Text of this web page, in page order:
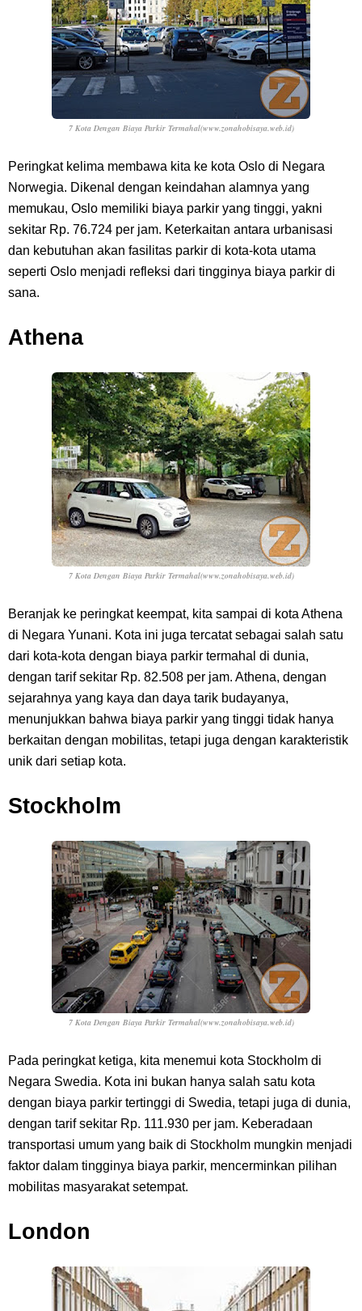
7 Kota Dengan Biaya Parkir Termahal(www.zonahobisaya.web.id)
Peringkat kelima membawa kita ke kota Oslo di Negara
Norwegia. Dikenal dengan keindahan alamnya yang
memukau, Oslo memiliki biaya parkir yang tinggi, yakni
sekitar Rp. 76.724 per jam. Keterkaitan antara urbanisasi
dan kebutuhan akan fasilitas parkir di kota-kota utama
seperti Oslo menjadi refleksi dari tingginya biaya parkir di
sana.
Athena
7 Kota Dengan Biaya Parkir Termahal(www.zonahobisaya.web.id)
Beranjak ke peringkat keempat, kita sampai di kota Athena
di Negara Yunani. Kota ini juga tercatat sebagai salah satu
dari kota-kota dengan biaya parkir termahal di dunia,
dengan tarif sekitar Rp. 82.508 per jam. Athena, dengan
sejarahnya yang kaya dan daya tarik budayanya,
menunjukkan bahwa biaya parkir yang tinggi tidak hanya
berkaitan dengan mobilitas, tetapi juga dengan karakteristik
unik dari setiap kota.
Stockholm
7 Kota Dengan Biaya Parkir Termahal(www.zonahobisaya.web.id)
Pada peringkat ketiga, kita menemui kota Stockholm di
Negara Swedia. Kota ini bukan hanya salah satu kota
dengan biaya parkir tertinggi di Swedia, tetapi juga di dunia,
dengan tarif sekitar Rp. 111.930 per jam. Keberadaan
transportasi umum yang baik di Stockholm mungkin menjadi
faktor dalam tingginya biaya parkir, mencerminkan pilihan
mobilitas masyarakat setempat.
London